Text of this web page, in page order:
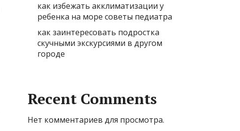
как избежать акклиматизации у
ребенка на море советы педиатра
как заинтересовать подростка
скучными экскурсиями в другом
городе
Recent Comments
Нет комментариев для просмотра.